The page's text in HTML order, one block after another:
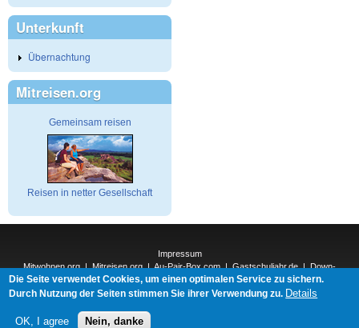
Unterkunft
Übernachtung
Mitreisen.org
Gemeinsam reisen
Reisen in netter Gesellschaft
Impressum
Mitwohnen.org|Mitreisen.org|Au-Pair-Box.com|Gastschuljahr.de|Down-
Under.org |Elderpair.com|
Interconnections-Verlag.de|Natur-und-Umwelt.org|ReiseTops.com|
Die Seite verwendet Cookies, um einen optimalen Service zu sichern.
Durch Nutzung der Seiten stimmen Sie ihrer Verwendung zu. Details
OK, I agree Nein, danke